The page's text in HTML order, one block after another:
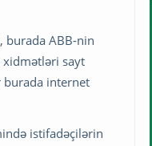
burada ABB-nin
xidmətləri sayt
burada internet
istifadəçilərin